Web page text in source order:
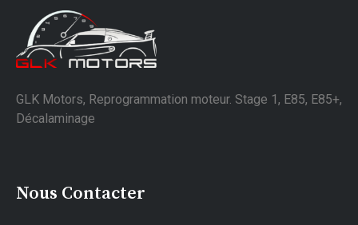
GLK Motors, Reprogrammation moteur. Stage 1, E85, E85+,
Décalaminage
Nous Contacter